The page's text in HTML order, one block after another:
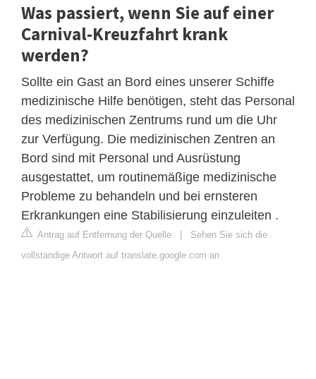
Was passiert, wenn Sie auf einer
Carnival-Kreuzfahrt krank
werden?
Sollte ein Gast an Bord eines unserer Schiffe
medizinische Hilfe benötigen, steht das Personal
des medizinischen Zentrums rund um die Uhr
zur Verfügung. Die medizinischen Zentren an
Bord sind mit Personal und Ausrüstung
ausgestattet, um routinemäßige medizinische
Probleme zu behandeln und bei ernsteren
Erkrankungen eine Stabilisierung einzuleiten .
Antrag auf Entfernung der Quelle | Sehen Sie sich die
vollständige Antwort auf translate.google.com an